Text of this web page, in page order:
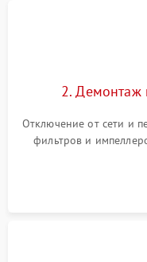
2. Демонтаж
Отключение от сети и
фильтров и